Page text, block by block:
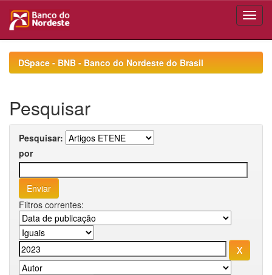
navigationDSpace - BNB - Banco do Nordeste do Brasil
Pesquisar
Pesquisar:
por
Filtros correntes: